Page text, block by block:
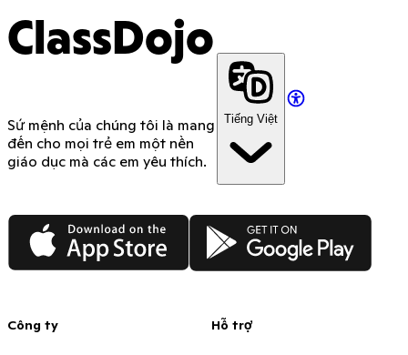
ClassDojo
Sứ mệnh của chúng tôi là mang
đến cho mọi trẻ em một nền
giáo dục mà các em yêu thích.
Tiếng Việt
App Store Google Play
Công ty Hỗ trợ